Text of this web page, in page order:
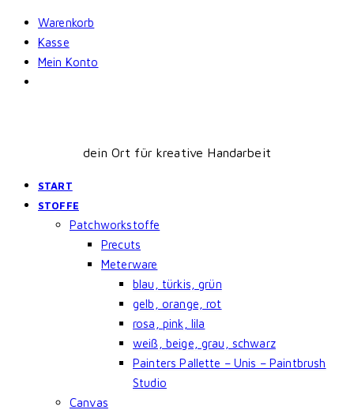
Skip
content
Warenkorb
Kasse
Mein Konto
dein Ort für kreative Handarbeit
START
STOFFE
Patchworkstoffe
Precuts
Meterware
blau, türkis, grün
gelb, orange, rot
rosa, pink, lila
weiß, beige, grau, schwarz
Painters Pallette – Unis – Paintbrush
Studio
Canvas